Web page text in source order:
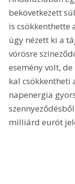
bekövetkezett
is csökkenthette
úgy nézett ki a
vörösre
esemény volt,
kal csökkentheti
napenergia
milliárd eurót